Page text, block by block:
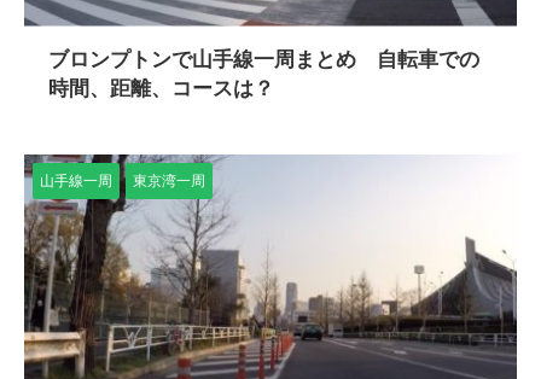
ブロンプトンで山手線一周まとめ 自転車での
時間、距離、コースは？
山手線一周 東京湾一周